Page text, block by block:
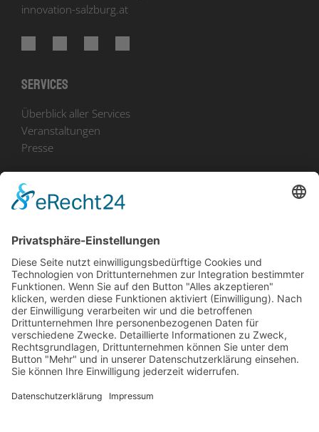
innovation-salzburg.at
Services
Überblick aller Services
Veranstaltungen
Presse
Bekanntmachungen
Ausschreibungen
Zu uns
Unser Team
Arbeiten bei Innovation Salzburg
Anfahrt
Die Innovation Salzburg GmbH ist ein Unternehmen von
Salzburg und Industriellenvereinigung Salzburg.